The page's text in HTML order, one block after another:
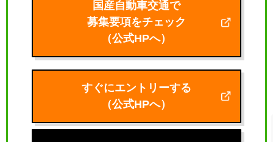
国産自動車交通で
募集要項をチェック
（公式HPへ）
すぐにエントリーする
（公式HPへ）